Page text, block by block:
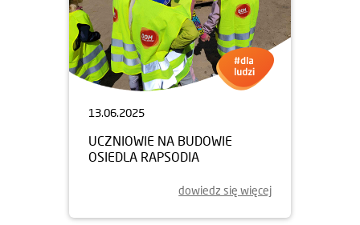
13.06.2025
UCZNIOWIE NA BUDOWIE
OSIEDLA RAPSODIA
dowiedz się więcej